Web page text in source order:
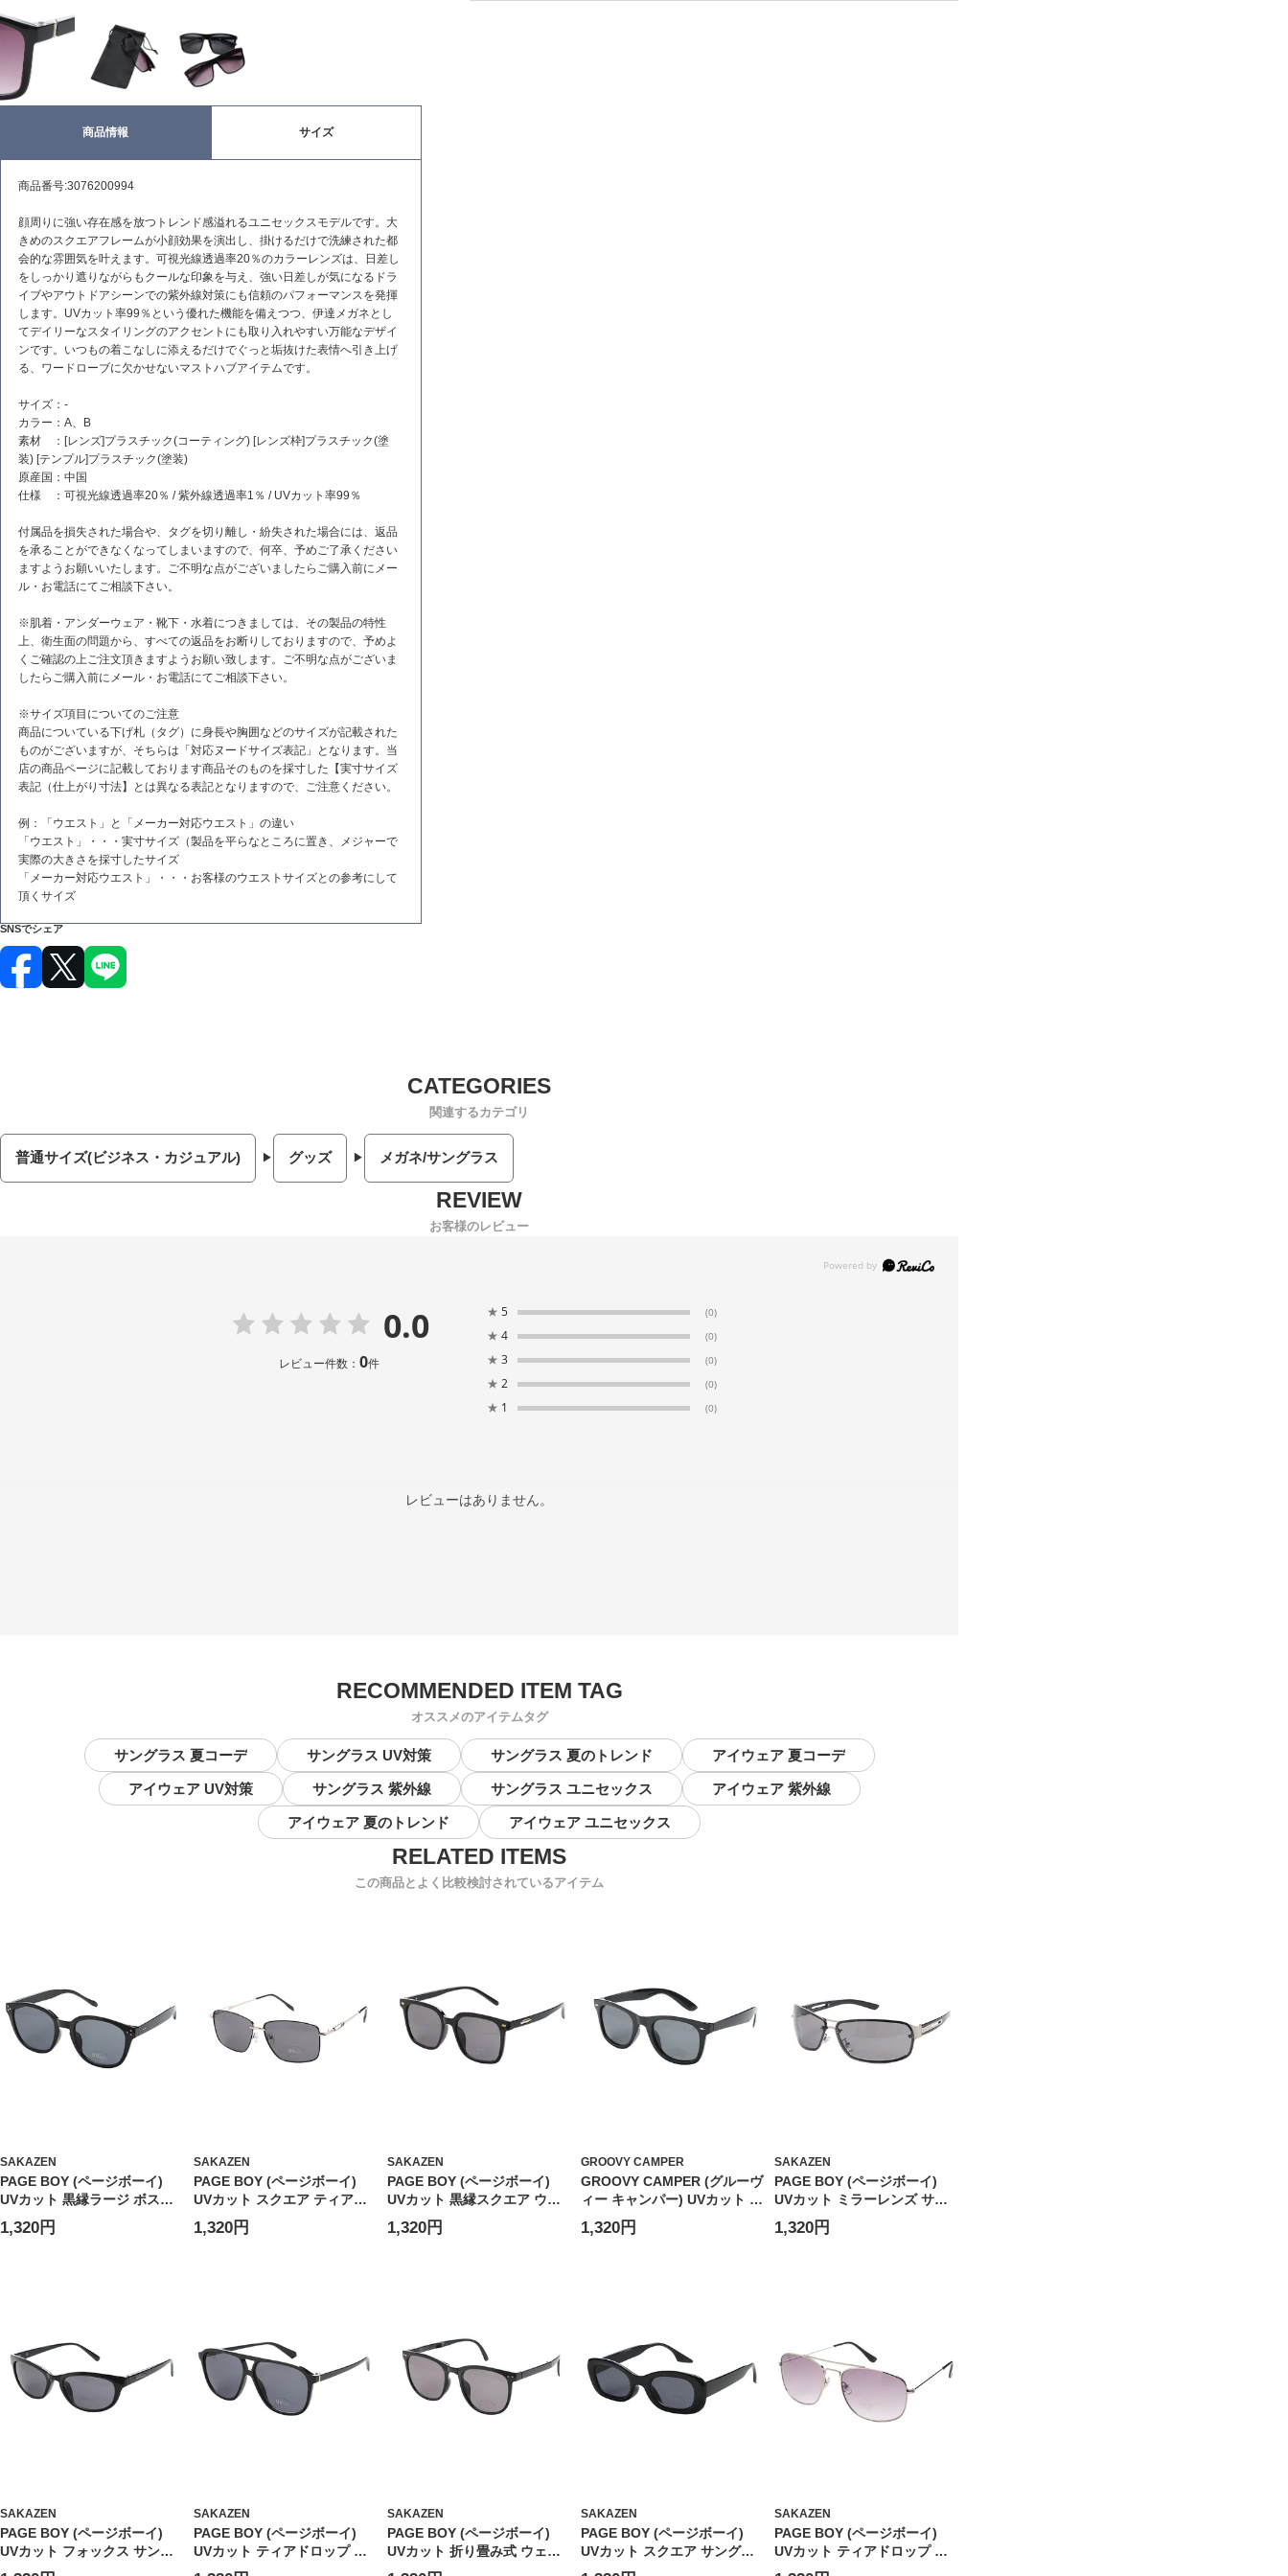
商品情報 サイズ
商品番号:3076200994
顔周りに強い存在感を放つトレンド感溢れるユニセックスモデルです。大
きめのスクエアフレームが小顔効果を演出し、掛けるだけで洗練された都
会的な雰囲気を叶えます。可視光線透過率20％のカラーレンズは、日差し
をしっかり遮りながらもクールな印象を与え、強い日差しが気になるドラ
イブやアウトドアシーンでの紫外線対策にも信頼のパフォーマンスを発揮
します。UVカット率99％という優れた機能を備えつつ、伊達メガネとし
てデイリーなスタイリングのアクセントにも取り入れやすい万能なデザイ
ンです。いつもの着こなしに添えるだけでぐっと垢抜けた表情へ引き上げ
る、ワードローブに欠かせないマストハブアイテムです。
サイズ：-
カラー：A、B
素材 ：[レンズ]プラスチック(コーティング) [レンズ枠]プラスチック(塗
装) [テンプル]プラスチック(塗装)
原産国：中国
仕様 ：可視光線透過率20％ / 紫外線透過率1％ / UVカット率99％
付属品を損失された場合や、タグを切り離し・紛失された場合には、返品
を承ることができなくなってしまいますので、何卒、予めご了承ください
ますようお願いいたします。ご不明な点がございましたらご購入前にメー
ル・お電話にてご相談下さい。
※肌着・アンダーウェア・靴下・水着につきましては、その製品の特性
上、衛生面の問題から、すべての返品をお断りしておりますので、予めよ
くご確認の上ご注文頂きますようお願い致します。ご不明な点がございま
したらご購入前にメール・お電話にてご相談下さい。
※サイズ項目についてのご注意
商品についている下げ札（タグ）に身長や胸囲などのサイズが記載された
ものがございますが、そちらは「対応ヌードサイズ表記」となります。当
店の商品ページに記載しております商品そのものを採寸した【実寸サイズ
表記（仕上がり寸法】とは異なる表記となりますので、ご注意ください。
例：「ウエスト」と「メーカー対応ウエスト」の違い
「ウエスト」・・・実寸サイズ（製品を平らなところに置き、メジャーで
実際の大きさを採寸したサイズ
「メーカー対応ウエスト」・・・お客様のウエストサイズとの参考にして
頂くサイズ
SNSでシェア
関連するカテゴリ
普通サイズ(ビジネス・カジュアル) グッズ メガネ/サングラス
お客様のレビュー
0.0
レビュー件数： 0件
★ 5 (0)
★ 4 (0)
★ 3 (0)
★ 2 (0)
★ 1 (0)
レビューはありません。
オススメのアイテムタグ
サングラス 夏コーデ サングラス UV対策 サングラス 夏のトレンド アイウェア 夏コーデ
アイウェア UV対策 サングラス 紫外線 サングラス ユニセックス アイウェア 紫外線
アイウェア 夏のトレンド アイウェア ユニセックス
この商品とよく比較検討されているアイテム
SAKAZEN
PAGE BOY (ページボーイ)
UVカット 黒縁ラージ ボスト
ン サングラス ユニセックス
ボストン カラーレンズ アイウ
1,320円
SAKAZEN
PAGE BOY (ページボーイ)
UVカット スクエア ティアド
ロップ サングラス ユニセック
ス カラーレンズ メタルフレー
1,320円
SAKAZEN
PAGE BOY (ページボーイ)
UVカット 黒縁スクエア ウェ
リントン サングラス ユニセッ
クス スクエアウェリントン カ
1,320円
GROOVY CAMPER
GROOVY CAMPER (グルーヴ
ィー キャンパー) UVカット 黒
縁ウェリントン サングラス 偏
光 ユニセックス ウェリントン
1,320円
SAKAZEN
PAGE BOY (ページボーイ)
UVカット ミラーレンズ サン
グラス ユニセックス スクエア
コンビネーションフレーム ア
1,320円
SAKAZEN
PAGE BOY (ページボーイ)
UVカット フォックス サング
ラス ユニセックス カラーレン
SAKAZEN
PAGE BOY (ページボーイ)
UVカット ティアドロップ サ
ングラス ユニセックス アイウ
SAKAZEN
PAGE BOY (ページボーイ)
UVカット 折り畳み式 ウェリ
ントン サングラス 折り畳み
SAKAZEN
PAGE BOY (ページボーイ)
UVカット スクエア サングラ
ス ユニセックス アイウェア
SAKAZEN
PAGE BOY (ページボーイ)
UVカット ティアドロップ サ
ングラス ユニセックス アイウ